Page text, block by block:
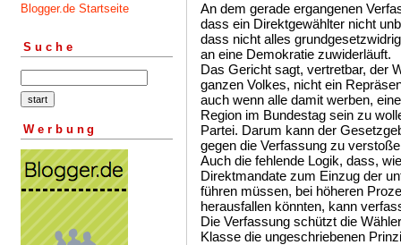
Blogger.de Startseite
Suche
Werbung
An dem gerade ergangenen
dass ein Direktgewählter nicht
dass nicht alles
an eine Demokratie zuwiderläuft.
Das Gericht sagt, vertretbar, der
ganzen Volkes, nicht ein
auch wenn alle damit werben,
Region im Bundestag sein zu
Partei. Darum kann der
gegen die Verfassung zu
Auch die fehlende Logik, dass,
Direktmandate zum Einzug der
führen müssen, bei höheren
herausfallen könnten, kann
Die Verfassung schützt die
Klasse die ungeschriebenen